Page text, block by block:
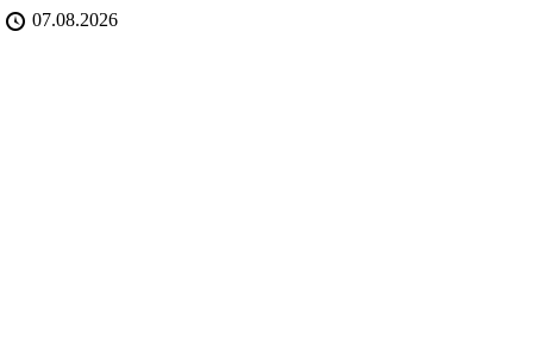
07.08.2026